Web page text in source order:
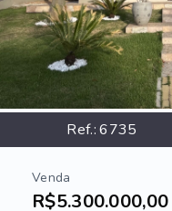
Ref.:6735
Venda
R$5.300.000,00